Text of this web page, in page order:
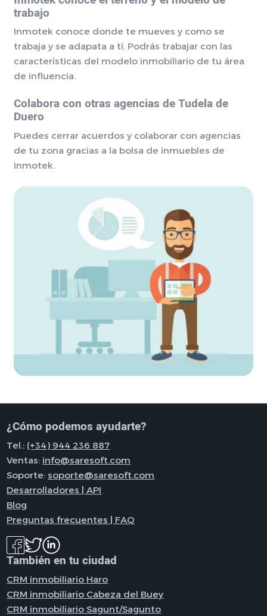
trabajo
Inmotek conoce donde te mueves y como se
trabaja y se adapata a tí. Podrás trabajar con las
características del modelo inmobiliario de tu área
de influencia.
Colabora con otras agencias de Tudela de
Duero
Puedes cerrar acuerdos y colaborar con agencias
de tu zona gracias a la bolsa de inmuebles de
Inmotek.
¿Cómo podemos ayudarte?
Tel.: (+34) 944 236 887
Ventas: info@saresoft.com
Soporte:soporte@saresoft.com
Desarrolladores | API
Blog
Preguntas frecuentes | FAQ
También en tu ciudad
CRM inmobiliario Haro
CRM inmobiliario Cabeza del Buey
CRM inmobiliario Sagunt/Sagunto